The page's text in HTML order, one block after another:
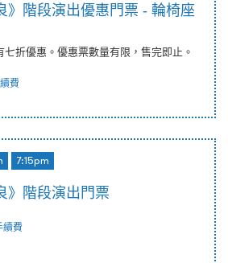
》階段演出優惠門票 - 輪椅座
七折優惠。優惠票數量有限，售完即止。
費
7:15pm
》階段演出門票
續費